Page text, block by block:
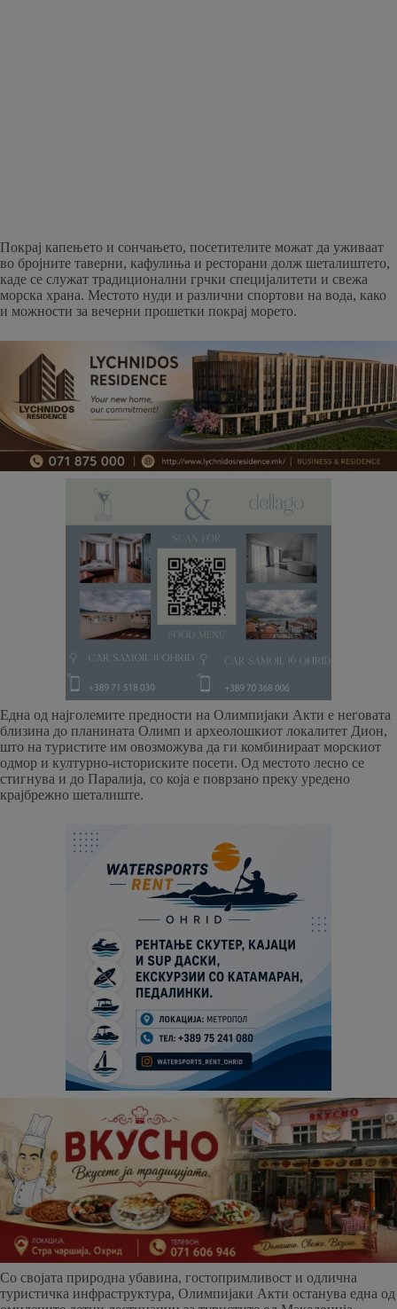
Покрај капењето и сончањето, посетителите можат да уживаат
во бројните таверни, кафулиња и ресторани долж шеталиштето,
каде се служат традиционални грчки специјалитети и свежа
морска храна. Местото нуди и различни спортови на вода, како
и можности за вечерни прошетки покрај морето.
Една од најголемите предности на Олимпијаки Акти е неговата
близина до планината Олимп и археолошкиот локалитет Дион,
што на туристите им овозможува да ги комбинираат морскиот
одмор и културно-историските посети. Од местото лесно се
стигнува и до Паралија, со која е поврзано преку уредено
крајбрежно шеталиште.
Со својата природна убавина, гостопримливост и одлична
туристичка инфраструктура, Олимпијаки Акти останува една од